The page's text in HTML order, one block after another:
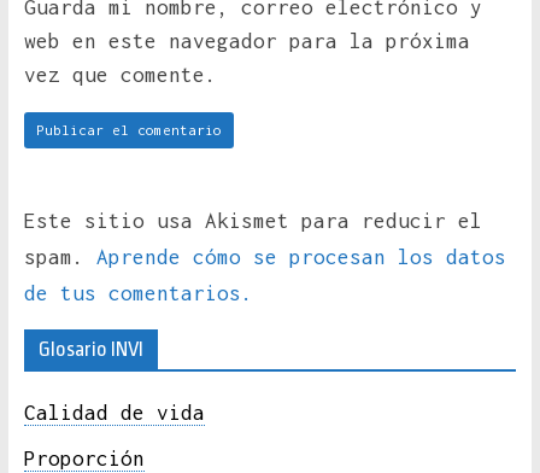
Guarda mi nombre, correo electrónico y
web en este navegador para la próxima
vez que comente.
Este sitio usa Akismet para reducir el
spam. Aprende cómo se procesan los datos
de tus comentarios.
Glosario INVI
Calidad de vida
Proporción